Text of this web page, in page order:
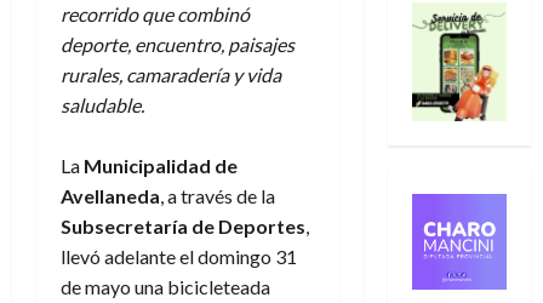
recorrido que combinó
deporte, encuentro, paisajes
rurales, camaradería y vida
saludable.
La Municipalidad de
Avellaneda, a través de la
Subsecretaría de Deportes,
llevó adelante el domingo 31
de mayo una bicicleteada